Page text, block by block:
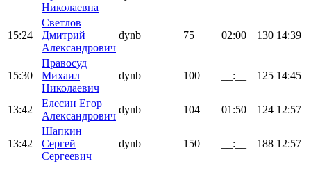
Николаевна
15:24
Светлов
Дмитрий
Александрович
dynb 75 02:00 130 14:39
15:30
Правосуд
Михаил
Николаевич
dynb 100 __:__ 125 14:45
13:42
Елесин Егор
Александрович
dynb 104 01:50 124 12:57
13:42
Шапкин
Сергей
Сергеевич
dynb 150 __:__ 188 12:57